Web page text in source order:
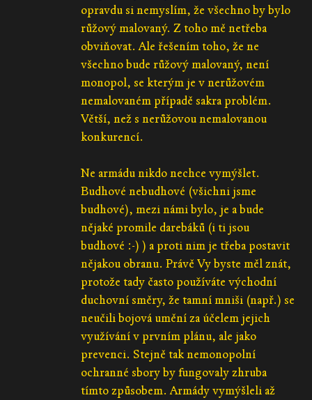
opravdu si nemyslím, že všechno by bylo
růžový malovaný. Z toho mě netřeba
obviňovat. Ale řešením toho, že ne
všechno bude růžový malovaný, není
monopol, se kterým je v nerůžovém
nemalovaném případě sakra problém.
Větší, než s nerůžovou nemalovanou
konkurencí.
Ne armádu nikdo nechce vymýšlet.
Budhové nebudhové (všichni jsme
budhové), mezi námi bylo, je a bude
nějaké promile darebáků (i ti jsou
budhové :-) ) a proti nim je třeba postavit
nějakou obranu. Právě Vy byste měl znát,
protože tady často používáte východní
duchovní směry, že tamní mniši (např.) se
neučili bojová umění za účelem jejich
využívání v prvním plánu, ale jako
prevenci. Stejně tak nemonopolní
ochranné sbory by fungovaly zhruba
tímto způsobem. Armády vymýšleli až